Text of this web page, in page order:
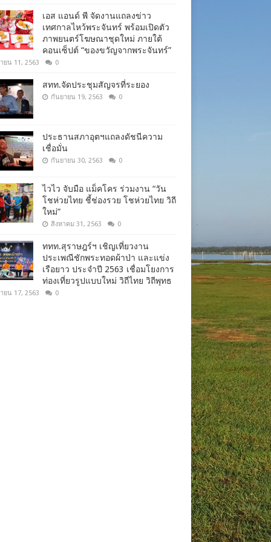
เอส แอนด์ พี จัดงานแถลงข่าว
เทศกาลไหว้พระจันทร์ พร้อมเปิดตัว
ภาพยนตร์โฆษณาชุดใหม่ ภายใต้
คอนเซ็ปต์ “ของขวัญจากพระจันทร์”
ยน 11, 2563 0
สทท.จัดประชุมสัญจรที่ระยอง
กันยายน 19, 2563 0
ประธานสภาอุตฯแถลงดัชนีความ
เชื่อมั่น​
กันยายน 30, 2563 0
ไวไว จับมือ แม็คโคร ร่วมงาน “วัน
โชห่วยไทย ชี้ช่องรวย โชห่วยไทย วิถี
ใหม่”
สิงหาคม 31, 2563 0
ททท.สุราษฎร์ฯ เชิญเที่ยวงาน
ประเพณีชักพระทอดผ้าป่า และแข่ง
เรือยาว ประจำปี 2563 เชื่อมโยงการ
ท่องเที่ยวรูปแบบใหม่ วิถีไทย วิถีพุทธ
ยน 17, 2563 0